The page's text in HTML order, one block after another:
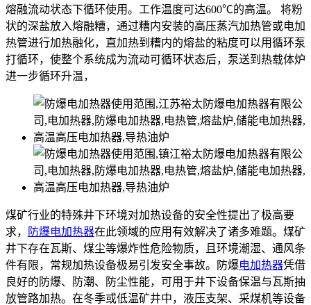
熔融流动状态下循环使用。工作温度可达600℃的高温。 将粉
状的深盐放入熔融糟，通过糟内安装的高压蒸汽加热管或电加
热管进行加热融化，直加热到糟内的熔盐的粘度可以用循环泵
打循环，使整个系统成为流动可循环状态后，泵送到热载体炉
进一步循环升温，
煤矿行业的特殊井下环境对加热设备的安全性提出了极高要
求，
防爆电加热器在此领域的应用有效解决了诸多难题。煤矿
井下存在瓦斯、煤尘等爆炸性危险物质，且环境潮湿、通风条
件有限，常规加热设备极易引发安全事故。防爆电加热器凭借
良好的防爆、防潮、防尘性能，可用于井下设备保温与瓦斯抽
放管路加热。在冬季或低温矿井中，液压支架、采煤机等设备